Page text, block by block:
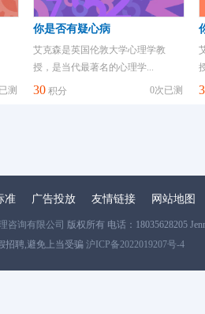
测
你是否有疑心病
艾克森是英国伦敦大学心理学教
授，是当代最著名的心理学...
30 积分 0次已测
准 广告投放 友情链接 网站地图
咨询有限公司 版权所有 电话：18035628205
招聘,避免上当受骗 沪ICP备2022019207号-4